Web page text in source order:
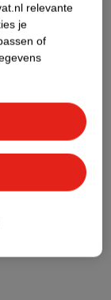
Nature
relevante
je
of